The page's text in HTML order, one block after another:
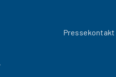
Pressekontakt